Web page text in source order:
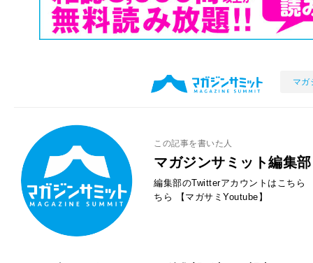
マガ
この記事を書いた人
マガジンサミット編集部
編集部のTwitterアカウントはこちら
ちら
【マガサミYoutube】